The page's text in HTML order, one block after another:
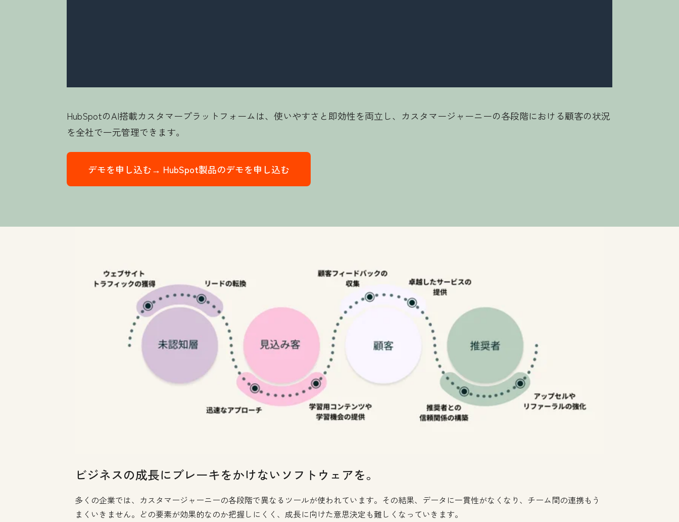
HubSpotのAI搭載カスタマープラットフォームは、使いやすさと即効性を両立し、カスタマージャーニーの各段階における顧客の状況
を全社で一元管理できます。
デモを申し込む→ HubSpot製品のデモを申し込む
ビジネスの成長にブレーキをかけないソフトウェアを。
多くの企業では、カスタマージャーニーの各段階で異なるツールが使われています。その結果、データに一貫性がなくなり、チーム間の連携もう
まくいきません。どの要素が効果的なのか把握しにくく、成長に向けた意思決定も難しくなっていきます。